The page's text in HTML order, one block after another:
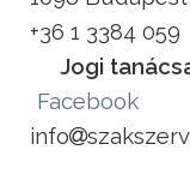
+36 1 3384 059
Jogi
Facebook
info